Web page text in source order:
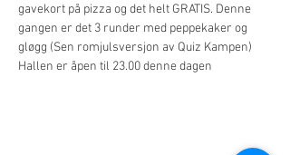
gavekort på pizza og det helt GRATIS. Denne
gangen er det 3 runder med peppekaker og
gløgg (Sen romjulsversjon av Quiz Kampen)
Hallen er åpen til 23.00 denne dagen